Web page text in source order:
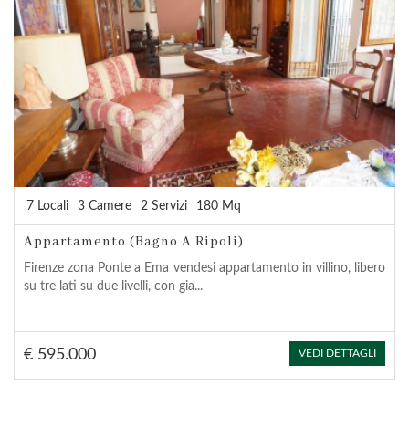
7 Locali 3 Camere 2 Servizi 180 Mq
Appartamento (Bagno A Ripoli)
Firenze zona Ponte a Ema vendesi appartamento in villino, libero
su tre lati su due livelli, con gia...
€ 595.000 VEDI DETTAGLI